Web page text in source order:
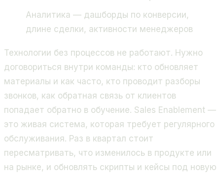
Аналитика — дашборды по конверсии,
длине сделки, активности менеджеров
Технологии без процессов не работают. Нужно
договориться внутри команды: кто обновляет
материалы и как часто, кто проводит разборы
звонков, как обратная связь от клиентов
попадает обратно в обучение. Sales Enablement —
это живая система, которая требует регулярного
обслуживания. Раз в квартал стоит
пересматривать, что изменилось в продукте или
на рынке, и обновлять скрипты и кейсы под новую